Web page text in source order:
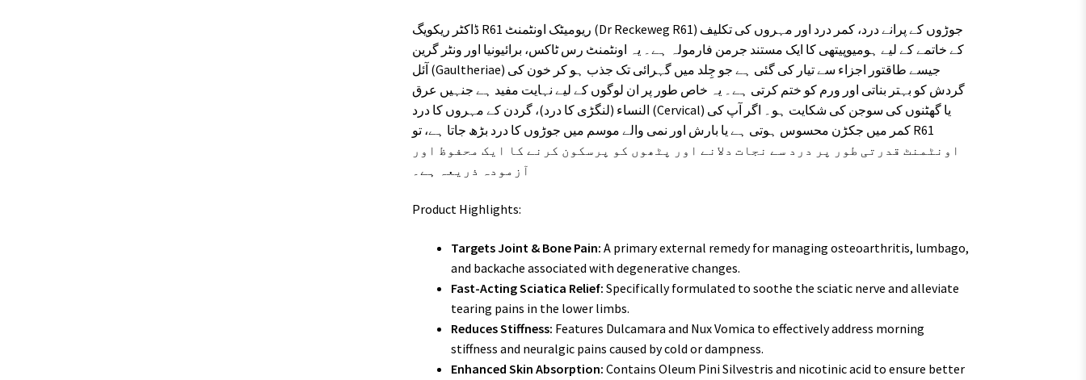
ڈاکٹر ریکویگ R61 ریومیٹک اونٹمنٹ (Dr Reckeweg R61) جوڑوں کے پرانے درد، کمر درد اور مہروں کی تکلیف
کے خاتمے کے لیے ہومیوپیتھی کا ایک مستند جرمن فارمولہ ہے۔ یہ اونٹمنٹ رس ٹاکس، برائیونیا اور ونٹر گرین
آئل (Gaultheriae) جیسے طاقتور اجزاء سے تیار کی گئی ہے جو جِلد میں گہرائی تک جذب ہو کر خون کی
گردش کو بہتر بناتی اور ورم کو ختم کرتی ہے۔ یہ خاص طور پر ان لوگوں کے لیے نہایت مفید ہے جنہیں عرق
النساء (لنگڑی کا درد)، گردن کے مہروں کا درد (Cervical) یا گھٹنوں کی سوجن کی شکایت ہو۔ اگر آپ کی
کمر میں جکڑن محسوس ہوتی ہے یا بارش اور نمی والے موسم میں جوڑوں کا درد بڑھ جاتا ہے، تو R61
اونٹمنٹ قدرتی طور پر درد سے نجات دلانے اور پٹھوں کو پرسکون کرنے کا ایک محفوظ اور
آزمودہ ذریعہ ہے۔
Product Highlights:
Targets Joint & Bone Pain: A primary external remedy for managing osteoarthritis, lumbago,
and backache associated with degenerative changes.
Fast-Acting Sciatica Relief: Specifically formulated to soothe the sciatic nerve and alleviate
tearing pains in the lower limbs.
Reduces Stiffness: Features Dulcamara and Nux Vomica to effectively address morning
stiffness and neuralgic pains caused by cold or dampness.
Enhanced Skin Absorption: Contains Oleum Pini Silvestris and nicotinic acid to ensure better